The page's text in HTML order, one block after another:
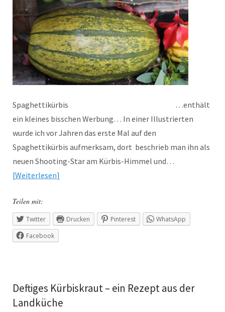
Spaghettikürbis …enthält
ein kleines bisschen Werbung… In einer Illustrierten
wurde ich vor Jahren das erste Mal auf den
Spaghettikürbis aufmerksam, dort beschrieb man ihn als
neuen Shooting-Star am Kürbis-Himmel und…
Weiterlesen
Teilen mit:
Twitter Drucken Pinterest
WhatsApp
Facebook
Deftiges Kürbiskraut – ein Rezept aus der
Landküche